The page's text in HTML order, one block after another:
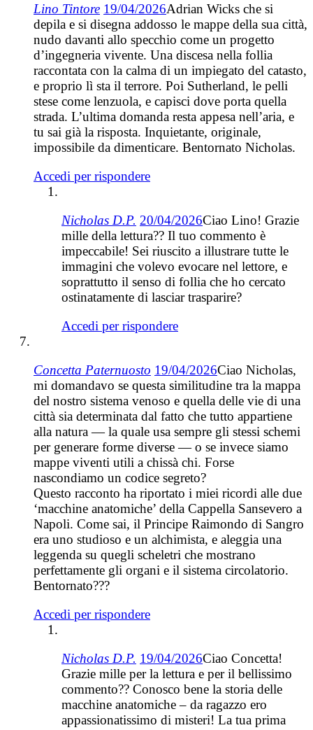
Lino Tintore 19/04/2026Adrian Wicks che si
depila e si disegna addosso le mappe della sua città,
nudo davanti allo specchio come un progetto
d’ingegneria vivente. Una discesa nella follia
raccontata con la calma di un impiegato del catasto,
e proprio lì sta il terrore. Poi Sutherland, le pelli
stese come lenzuola, e capisci dove porta quella
strada. L’ultima domanda resta appesa nell’aria, e
tu sai già la risposta. Inquietante, originale,
impossibile da dimenticare. Bentornato Nicholas.
Accedi per rispondere
Nicholas D.P. 20/04/2026Ciao Lino! Grazie
mille della lettura?? Il tuo commento è
impeccabile! Sei riuscito a illustrare tutte le
immagini che volevo evocare nel lettore, e
soprattutto il senso di follia che ho cercato
ostinatamente di lasciar trasparire?
Accedi per rispondere
Concetta Paternuosto 19/04/2026Ciao Nicholas,
mi domandavo se questa similitudine tra la mappa
del nostro sistema venoso e quella delle vie di una
città sia determinata dal fatto che tutto appartiene
alla natura — la quale usa sempre gli stessi schemi
per generare forme diverse — o se invece siamo
mappe viventi utili a chissà chi. Forse
nascondiamo un codice segreto?
​Questo racconto ha riportato i miei ricordi alle due
‘macchine anatomiche’ della Cappella Sansevero a
Napoli. Come sai, il Principe Raimondo di Sangro
era uno studioso e un alchimista, e aleggia una
leggenda su quegli scheletri che mostrano
perfettamente gli organi e il sistema circolatorio.
Bentornato???
Accedi per rispondere
Nicholas D.P. 19/04/2026Ciao Concetta!
Grazie mille per la lettura e per il bellissimo
commento?? Conosco bene la storia delle
macchine anatomiche – da ragazzo ero
appassionatissimo di misteri! La tua prima